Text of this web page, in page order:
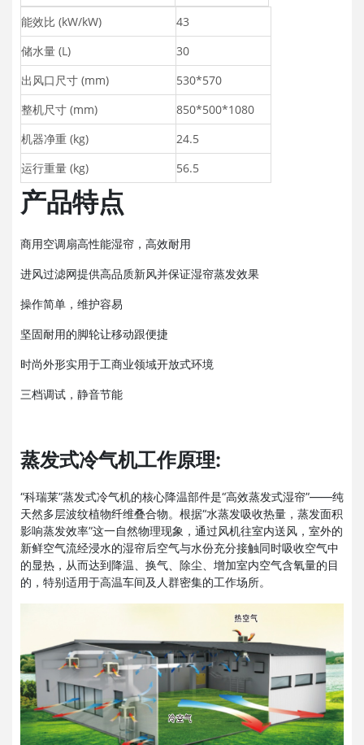
能效比 (kW/kW)
43
储水量 (L)
30
出风口尺寸 (mm)
530*570
整机尺寸 (mm)
850*500*1080
机器净重 (kg)
24.5
运行重量 (kg)
56.5
产品特点
商用空调扇高性能湿帘，高效耐用
进风过滤网提供高品质新风并保证湿帘蒸发效果
操作简单，维护容易
坚固耐用的脚轮让移动跟便捷
时尚外形实用于工商业领域开放式环境
三档调试，静音节能
蒸发式冷气机工作原理:
“科瑞莱”蒸发式冷气机的核心降温部件是“高效蒸发式湿帘”——纯
天然多层波纹植物纤维叠合物。根据“水蒸发吸收热量，蒸发面积
影响蒸发效率”这一自然物理现象，通过风机往室内送风，室外的
新鲜空气流经浸水的湿帘后空气与水份充分接触同时吸收空气中
的显热，从而达到降温、换气、除尘、增加室内空气含氧量的目
的，特别适用于高温车间及人群密集的工作场所。